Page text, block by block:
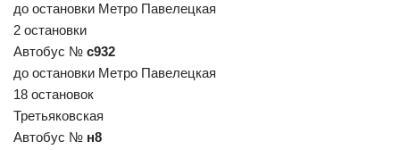
до остановки Метро Павелецкая
2 остановки
Автобус № с932
до остановки Метро Павелецкая
18 остановок
Третьяковская
Автобус № н8